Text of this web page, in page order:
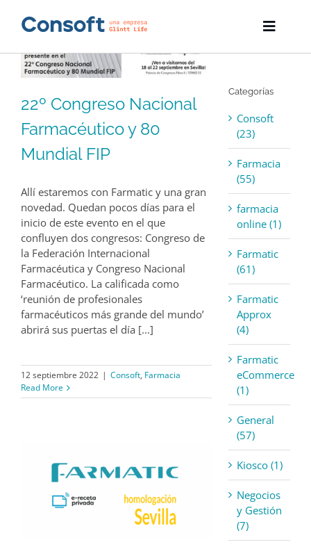
Toggle
Inicio
Descargas
Blog
Empresa
Contacto
22º Congreso Nacional
Farmacéutico y 80
Mundial FIP
Allí estaremos con Farmatic y una gran
novedad. Quedan pocos días para el
inicio de este evento en el que
confluyen dos congresos: Congreso de
la Federación Internacional
Farmacéutica y Congreso Nacional
Farmacéutico. La calificada como
‘reunión de profesionales
farmacéuticos más grande del mundo’
abrirá sus puertas el día [...]
12 septiembre 2022 | Consoft, Farmacia
Read More
Categorías
Consoft
(23)
Farmacia
(55)
farmacia
online (1)
Farmatic
(61)
Farmatic
Approx
(4)
Farmatic
eCommerce
(1)
General
(57)
Kiosco (1)
Negocios
y Gestión
(7)